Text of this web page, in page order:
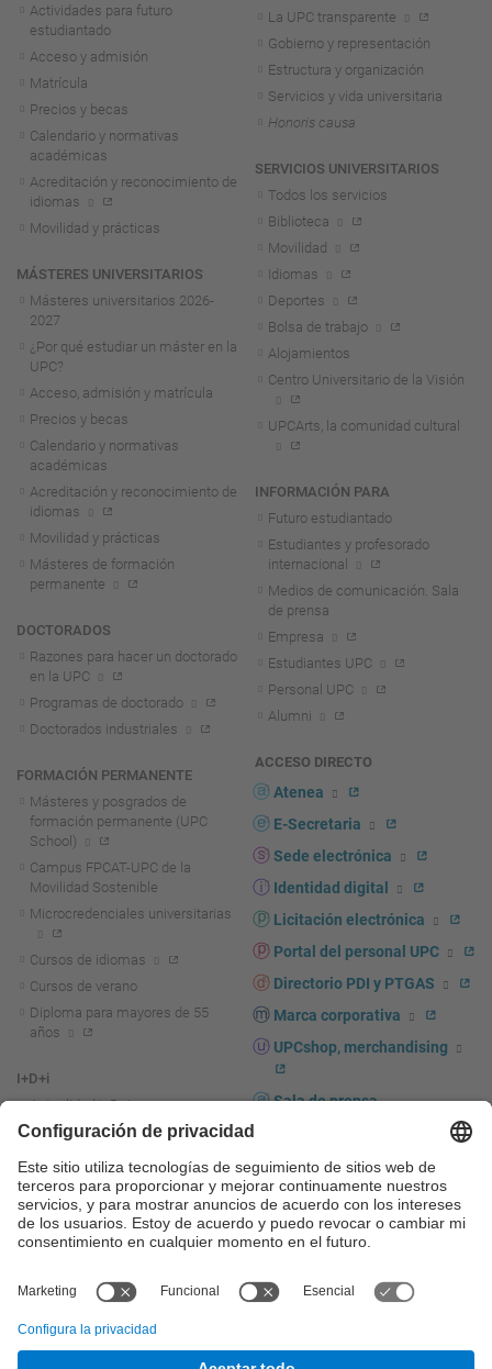
Actividades para futuro
estudiantado
Acceso y admisión
Matrícula
Precios y becas
Calendario y normativas
académicas
Acreditación y reconocimiento de
idiomas
Movilidad y prácticas
MÁSTERES UNIVERSITARIOS
Másteres universitarios 2026-
2027
¿Por qué estudiar un máster en la
UPC?
Acceso, admisión y matrícula
Precios y becas
Calendario y normativas
académicas
Acreditación y reconocimiento de
idiomas
Movilidad y prácticas
Másteres de formación
permanente
DOCTORADOS
Razones para hacer un doctorado
en la UPC
Programas de doctorado
Doctorados industriales
FORMACIÓN PERMANENTE
Másteres y posgrados de
formación permanente (UPC
School)
Campus FPCAT-UPC de la
Movilidad Sostenible
Microcredenciales universitarias
Cursos de idiomas
Cursos de verano
Diploma para mayores de 55
años
I+D+i
Actualidad I+D+I
La investigación en la UPC
investigación
La transferencia, el
emprendimiento y la innovación
en la UPC
transferencia, el emprendimiento
Servicios a las empresas
Servicios Científico-técnicos
La UPC transparente
Gobierno y representación
Estructura y organización
Servicios y vida universitaria
Honoris causa
SERVICIOS UNIVERSITARIOS
Todos los servicios
Biblioteca
Movilidad
Idiomas
Deportes
Bolsa de trabajo
Alojamientos
Centro Universitario de la Visión
UPCArts, la comunidad cultural
INFORMACIÓN PARA
Futuro estudiantado
Estudiantes y profesorado
internacional
Medios de comunicación. Sala
de prensa
Empresa
Estudiantes UPC
Personal UPC
Alumni
ACCESO DIRECTO
Atenea
E-Secretaria
Sede electrónica
Identidad digital
Licitación electrónica
Portal del personal UPC
Directorio PDI y PTGAS
Marca corporativa
UPCshop, merchandising
Sala de prensa